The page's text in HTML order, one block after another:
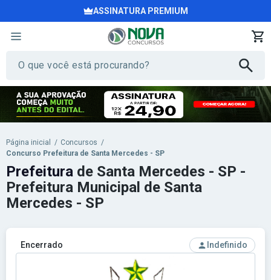
ASSINATURA PREMIUM
Página inicial / Concursos /
Concurso Prefeitura de Santa Mercedes - SP
Encerrado Indefinido
Prefeitura de Santa Mercedes - SP -
Prefeitura Municipal de Santa
Mercedes - SP